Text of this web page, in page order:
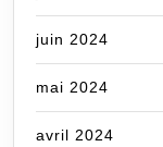
juin 2024
mai 2024
avril 2024